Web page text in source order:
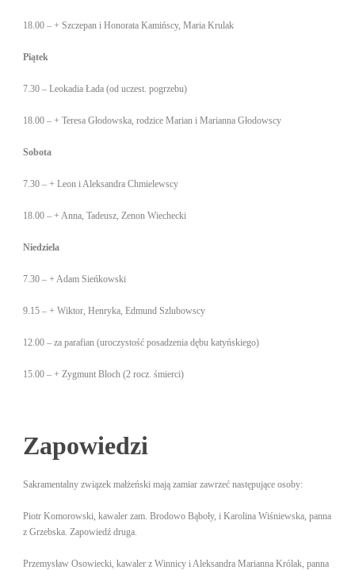
18.00 – + Szczepan i Honorata Kamińscy, Maria Krulak
Piątek
7.30 – Leokadia Łada (od uczest. pogrzebu)
18.00 – + Teresa Głodowska, rodzice Marian i Marianna Głodowscy
Sobota
7.30 – + Leon i Aleksandra Chmielewscy
18.00 – + Anna, Tadeusz, Zenon Wiechecki
Niedziela
7.30 – + Adam Sieńkowski
9.15 – + Wiktor, Henryka, Edmund Szlubowscy
12.00 – za parafian (uroczystość posadzenia dębu katyńskiego)
15.00 – + Zygmunt Bloch (2 rocz. śmierci)
Zapowiedzi
Sakramentalny związek małżeński mają zamiar zawrzeć następujące osoby:
Piotr Komorowski, kawaler zam. Brodowo Bąboły, i Karolina Wiśniewska, panna
z Grzebska. Zapowiedź druga.
Przemysław Osowiecki, kawaler z Winnicy i Aleksandra Marianna Królak, panna